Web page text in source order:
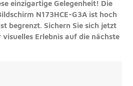
einzigartige Gelegenheit! Die
N173HCE-G3A ist hoch
begrenzt. Sichern Sie sich jetzt
visuelles Erlebnis auf die nächste